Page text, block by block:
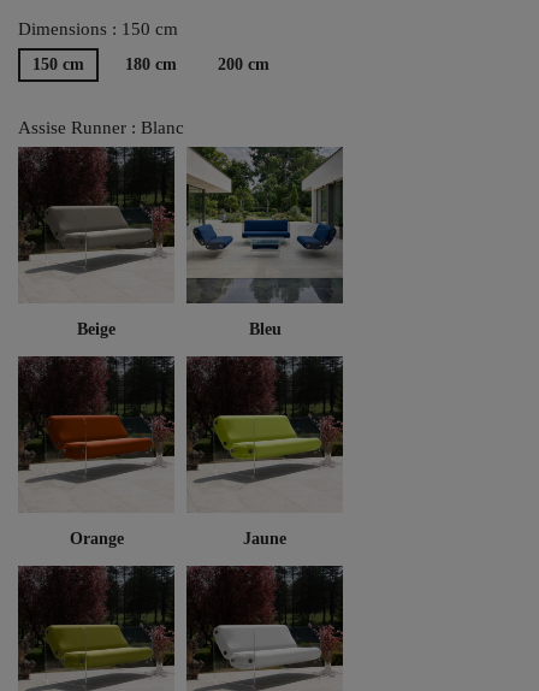
Dimensions : 150 cm
150 cm 180 cm 200 cm
Assise Runner : Blanc
Beige Bleu
Orange Jaune